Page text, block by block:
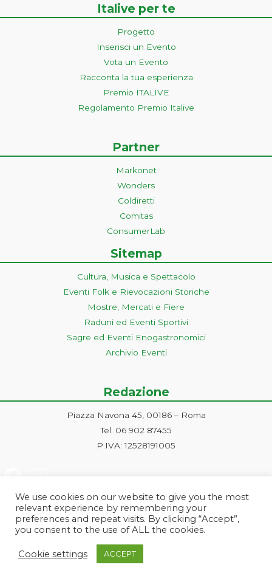
Italive per te
Progetto
Inserisci un Evento
Vota un Evento
Racconta la tua esperienza
Premio ITALIVE
Regolamento Premio Italive
Partner
Markonet
Wonders
Coldiretti
Comitas
ConsumerLab
Sitemap
Cultura, Musica e Spettacolo
Eventi Folk e Rievocazioni Storiche
Mostre, Mercati e Fiere
Raduni ed Eventi Sportivi
Sagre ed Eventi Enogastronomici
Archivio Eventi
Redazione
Piazza Navona 45, 00186 – Roma
Tel. 06 902 87455
P.IVA: 12528191005
Roma | PI e CF: 12528191005 | markonetsrl@pec.it |
We use cookies on our website to give you the most
relevant experience by remembering your
preferences and repeat visits. By clicking “Accept”,
you consent to the use of ALL the cookies.
Cookie settings ACCEPT